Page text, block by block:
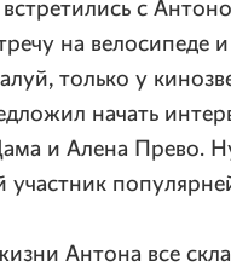
с
на велосипеде
только у
начать
и Алена Прево.
участник
Антона все